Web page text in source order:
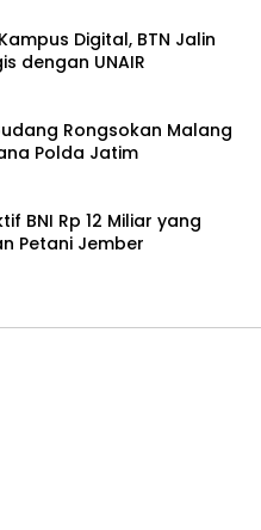
Digital, BTN Jalin
dengan UNAIR
Rongsokan Malang
Polda Jatim
BNI Rp 12 Miliar yang
Petani Jember